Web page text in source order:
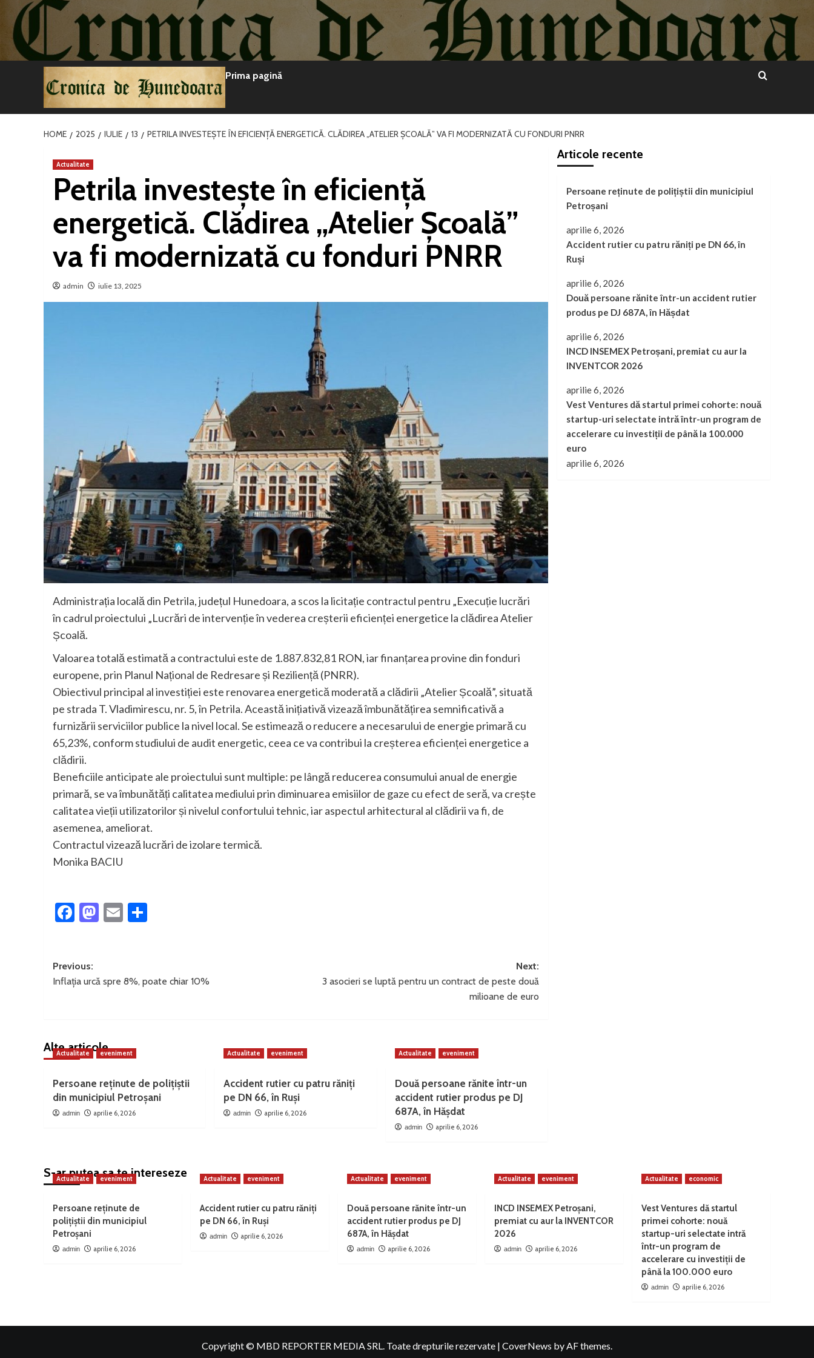
conținut
Prima pagină
HOME 2025 IULIE 13 PETRILA INVESTEȘTE ÎN EFICIENȚĂ ENERGETICĂ. CLĂDIREA „ATELIER ȘCOALĂ” VA FI MODERNIZATĂ CU FONDURI PNRR
Actualitate
Petrila investește în eficiență
energetică. Clădirea „Atelier Școală”
va fi modernizată cu fonduri PNRR
admin iulie 13, 2025
Administrația locală din Petrila, județul Hunedoara, a scos la licitație contractul pentru „Execuție lucrări
în cadrul proiectului „Lucrări de intervenție în vederea creșterii eficienței energetice la clădirea Atelier
Școală.
Valoarea totală estimată a contractului este de 1.887.832,81 RON, iar finanțarea provine din fonduri
europene, prin Planul Național de Redresare și Reziliență (PNRR).
Obiectivul principal al investiției este renovarea energetică moderată a clădirii „Atelier Școală”, situată
pe strada T. Vladimirescu, nr. 5, în Petrila. Această inițiativă vizează îmbunătățirea semnificativă a
furnizării serviciilor publice la nivel local. Se estimează o reducere a necesarului de energie primară cu
65,23%, conform studiului de audit energetic, ceea ce va contribui la creșterea eficienței energetice a
clădirii.
Beneficiile anticipate ale proiectului sunt multiple: pe lângă reducerea consumului anual de energie
primară, se va îmbunătăți calitatea mediului prin diminuarea emisiilor de gaze cu efect de seră, va crește
calitatea vieții utilizatorilor și nivelul confortului tehnic, iar aspectul arhitectural al clădirii va fi, de
asemenea, ameliorat.
Contractul vizează lucrări de izolare termică.
Monika BACIU
Facebook
Mastodon
Email
Post
navigation
Previous:
Inflația urcă spre 8%, poate chiar 10%
Next:
3 asocieri se luptă pentru un contract de peste două
milioane de euro
Alte articole
Actualitate eveniment
Persoane reținute de polițiștii
din municipiul Petroșani
admin aprilie 6, 2026
Actualitate eveniment
Accident rutier cu patru răniți
pe DN 66, în Ruși
admin aprilie 6, 2026
Actualitate eveniment
Două persoane rănite într-un
accident rutier produs pe DJ
687A, în Hășdat
admin aprilie 6, 2026
Articole recente
Persoane reținute de polițiștii din municipiul
Petroșani
aprilie 6, 2026
Accident rutier cu patru răniți pe DN 66, în
Ruși
aprilie 6, 2026
Două persoane rănite într-un accident rutier
produs pe DJ 687A, în Hășdat
aprilie 6, 2026
INCD INSEMEX Petroșani, premiat cu aur la
INVENTCOR 2026
aprilie 6, 2026
Vest Ventures dă startul primei cohorte: nouă
startup-uri selectate intră într-un program de
accelerare cu investiții de până la 100.000
euro
aprilie 6, 2026
S-ar putea sa te intereseze
Actualitate eveniment
Persoane reținute de
polițiștii din municipiul
Petroșani
admin aprilie 6, 2026
Actualitate eveniment
Accident rutier cu patru răniți
pe DN 66, în Ruși
admin aprilie 6, 2026
Actualitate eveniment
Două persoane rănite într-un
accident rutier produs pe DJ
687A, în Hășdat
admin aprilie 6, 2026
Actualitate eveniment
INCD INSEMEX Petroșani,
premiat cu aur la INVENTCOR
2026
admin aprilie 6, 2026
Actualitate economic
Vest Ventures dă startul
primei cohorte: nouă
startup-uri selectate intră
într-un program de
accelerare cu investiții de
până la 100.000 euro
admin aprilie 6, 2026
Copyright © MBD REPORTER MEDIA SRL. Toate drepturile rezervate | CoverNews by AF themes.